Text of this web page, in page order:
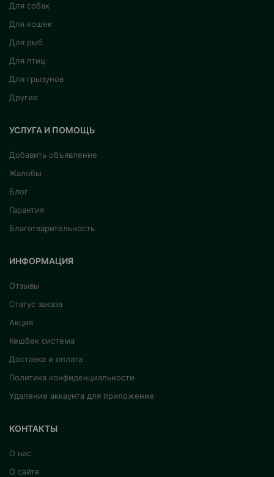
Для собак
Для кошек
Для рыб
Для птиц
Для грызунов
Другие
УСЛУГА И ПОМОЩЬ
Добавить объявление
Жалобы
Блог
Гарантия
Благотварительность
ИНФОРМАЦИЯ
Отзывы
Статус заказа
Акция
Кешбек система
Доставка и оплата
Политика конфиденциальности
Удаление аккаунта для приложение
КОНТАКТЫ
О нас
О сайте